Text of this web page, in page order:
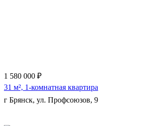
1 580 000 ₽
31 м², 1-комнатная квартира
г Брянск, ул. Профсоюзов, 9